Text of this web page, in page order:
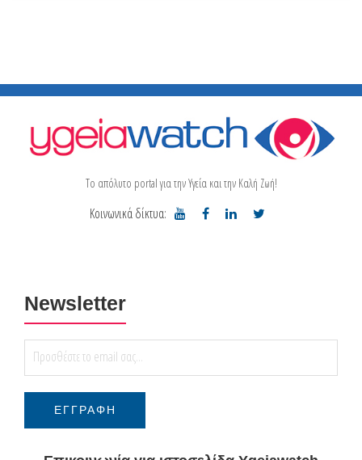
Το απόλυτο portal για την Υγεία και την Καλή Ζωή!
Κοινωνικά δίκτυα:
Newsletter